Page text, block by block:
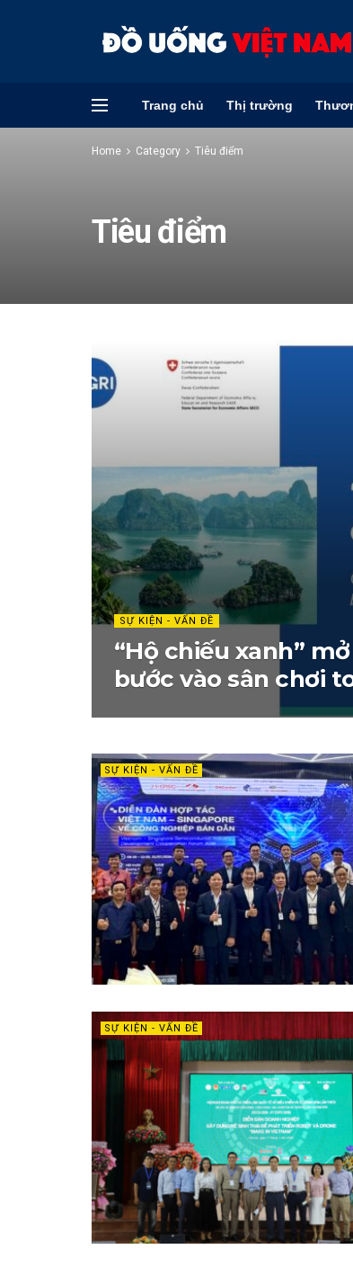
Trang chủ Thị trường
Home Category Tiêu điểm
Tiêu điểm
SỰ KIỆN - VẤN ĐỀ
“Hộ chiếu xanh”
bước vào sân chơi
SỰ KIỆN - VẤN ĐỀ
SỰ KIỆN - VẤN ĐỀ